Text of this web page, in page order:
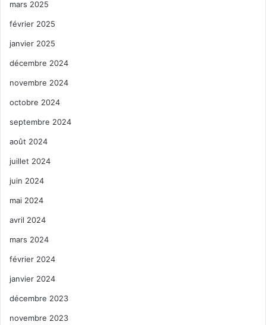
mars 2025
février 2025
janvier 2025
décembre 2024
novembre 2024
octobre 2024
septembre 2024
août 2024
juillet 2024
juin 2024
mai 2024
avril 2024
mars 2024
février 2024
janvier 2024
décembre 2023
novembre 2023